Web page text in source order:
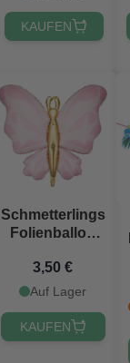
KAUFEN
Schmetterlings
Folienballon
cm
3,50 €
Auf Lager
KAUFEN